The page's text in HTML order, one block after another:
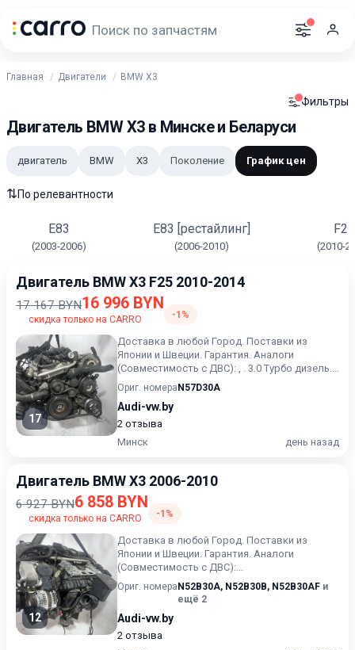
Главная Двигатели BMW X3
Фильтры
Двигатель BMW X3 в Минске и Беларуси
двигатель BMW X3 Поколение График цен
⇅По релевантности
E83
(2003-2006)
E83 [рестайлинг]
(2006-2010)
F25
(2010-
Двигатель BMW X3 F25 2010-2014
17 167 BYN16 996 BYN
скидка только на CARRO -1%
17
Доставка в любой Город. Поставки из
Японии и Швеции. Гарантия. Аналоги
(Совместимость с ДВС): , . 3.0 Турбо дизель.
245 л.с. (180 кВт). Цена...
Ориг. номера N57D30A
Audi-vw.by
2 отзыва
Минск
день назад
Двигатель BMW X3 2006-2010
6 927 BYN6 858 BYN
скидка только на CARRO -1%
12
Доставка в любой Город. Поставки из
Японии и Швеции. Гарантия. Аналоги
(Совместимость с ДВС):
N52B30AE,N52B30AF,N52B30B,N52B30BF, . 3.0
Бенз...
Ориг. номера N52B30A, N52B30B, N52B30AF и
ещё 2
Audi-vw.by
2 отзыва